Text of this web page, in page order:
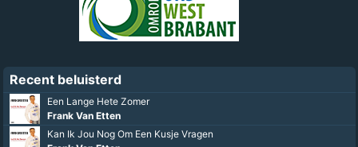
Recent beluisterd
Een Lange Hete Zomer
Frank Van Etten
Kan Ik Jou Nog Om Een Kusje Vragen